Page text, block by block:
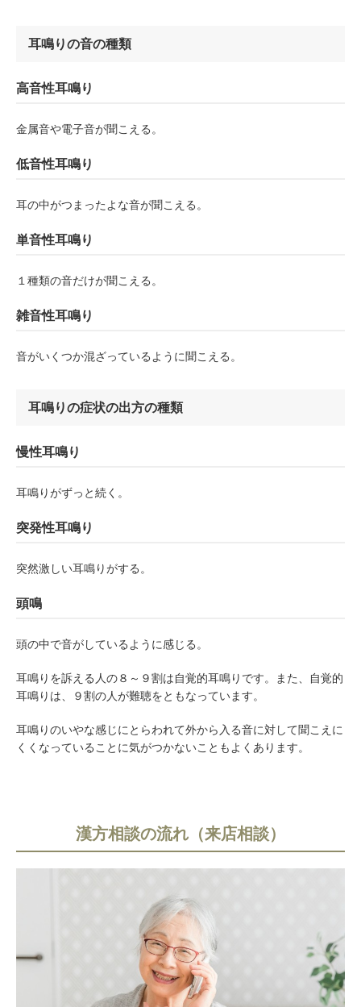
耳鳴りの音の種類
高音性耳鳴り
金属音や電子音が聞こえる。
低音性耳鳴り
耳の中がつまったよな音が聞こえる。
単音性耳鳴り
１種類の音だけが聞こえる。
雑音性耳鳴り
音がいくつか混ざっているように聞こえる。
耳鳴りの症状の出方の種類
慢性耳鳴り
耳鳴りがずっと続く。
突発性耳鳴り
突然激しい耳鳴りがする。
頭鳴
頭の中で音がしているように感じる。
耳鳴りを訴える人の８～９割は自覚的耳鳴りです。また、自覚的
耳鳴りは、９割の人が難聴をともなっています。
耳鳴りのいやな感じにとらわれて外から入る音に対して聞こえに
くくなっていることに気がつかないこともよくあります。
漢方相談の流れ（来店相談）